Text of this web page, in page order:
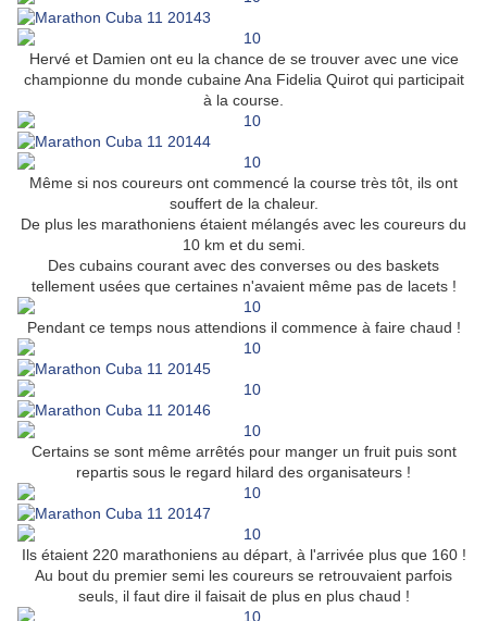
Hervé et Damien ont eu la chance de se trouver avec une vice
championne du monde cubaine Ana Fidelia Quirot qui participait
à la course.
Même si nos coureurs ont commencé la course très tôt, ils ont
souffert de la chaleur.
De plus les marathoniens étaient mélangés avec les coureurs du
10 km et du semi.
Des cubains courant avec des converses ou des baskets
tellement usées que certaines n'avaient même pas de lacets !
Pendant ce temps nous attendions il commence à faire chaud !
Certains se sont même arrêtés pour manger un fruit puis sont
repartis sous le regard hilard des organisateurs !
Ils étaient 220 marathoniens au départ, à l'arrivée plus que 160 !
Au bout du premier semi les coureurs se retrouvaient parfois
seuls, il faut dire il faisait de plus en plus chaud !